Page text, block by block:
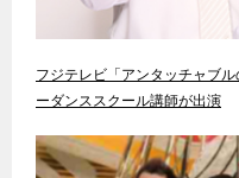
フジテレビ「アンタッチャブ
ーダンススクール講師が出演